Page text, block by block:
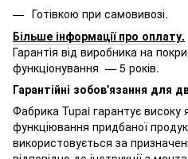
Готівкою при самовивозі.
Більше інформації про оплату.
Гарантія від виробника на
функціонування — 5 років.
Гарантійні зобов'язання для
Фабрика Tupai гарантує високу
функціювання придбаної
використовується за